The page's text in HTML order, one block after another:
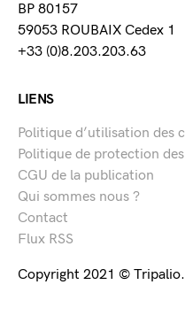
BP 80157
59053 ROUBAIX Cedex 1
+33 (0)8.203.203.63
LIENS
Politique d’utilisation des
Politique de protection
CGU de la publication
Qui sommes nous ?
Contact
Flux RSS
Copyright 2021 ©